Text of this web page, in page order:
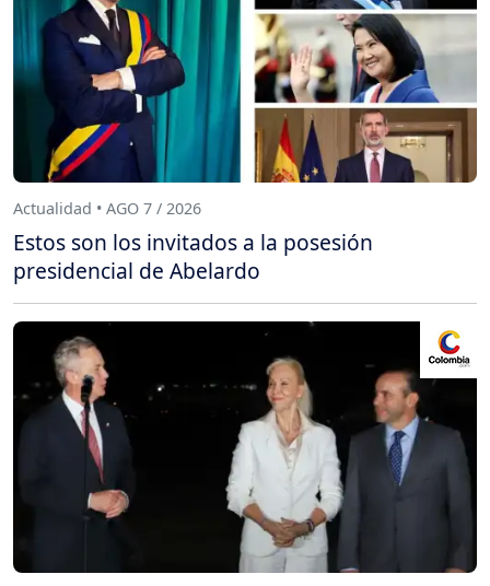
Actualidad • AGO 7 / 2026
Estos son los invitados a la posesión
presidencial de Abelardo